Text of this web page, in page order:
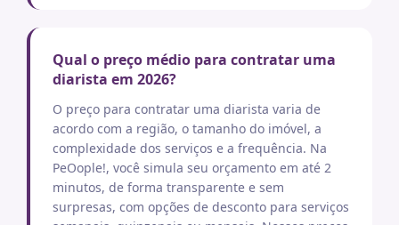
Qual o preço médio para contratar uma
diarista em 2026?
O preço para contratar uma diarista varia de
acordo com a região, o tamanho do imóvel, a
complexidade dos serviços e a frequência. Na
PeOople!, você simula seu orçamento em até 2
minutos, de forma transparente e sem
surpresas, com opções de desconto para serviços